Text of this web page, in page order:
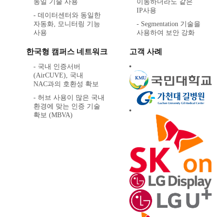
동일 기술 사용
- 데이터센터와 동일한
자동화, 모니터링 기능
사용
이동하더라도 같은
IP사용
- Segmentation 기술을
사용하여 보안 강화
한국형 캠퍼스 네트워크
- 국내 인증서버
(AirCUVE), 국내
NAC과의 호환성 확보
- 허브 사용이 많은 국내
환경에 맞는 인증 기술
확보 (MBVA)
고객 사례